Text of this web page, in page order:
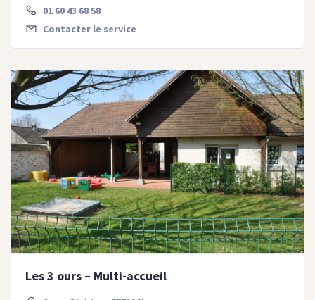
01 60 43 68 58
Contacter le service
Les 3 ours – Multi-accueil